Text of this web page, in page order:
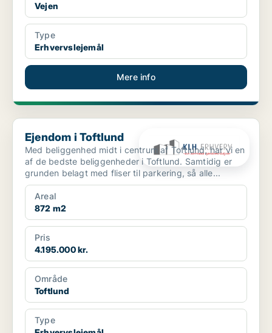
Vejen
Type
Erhvervslejemål
Mere info
Ejendom i Toftlund
Ejendom i Toftlund
Med beliggenhed midt i centrum af Toftlund, har vi en
af de bedste beliggenheder i Toftlund. Samtidig er
grunden belagt med fliser til parkering, så alle...
Areal
872 m2
Pris
4.195.000 kr.
Område
Toftlund
Type